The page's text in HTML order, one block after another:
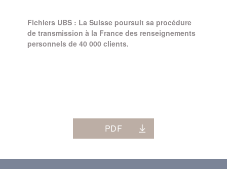
Fichiers UBS : La Suisse poursuit sa procédure
de transmission à la France des renseignements
personnels de 40 000 clients.
PDF